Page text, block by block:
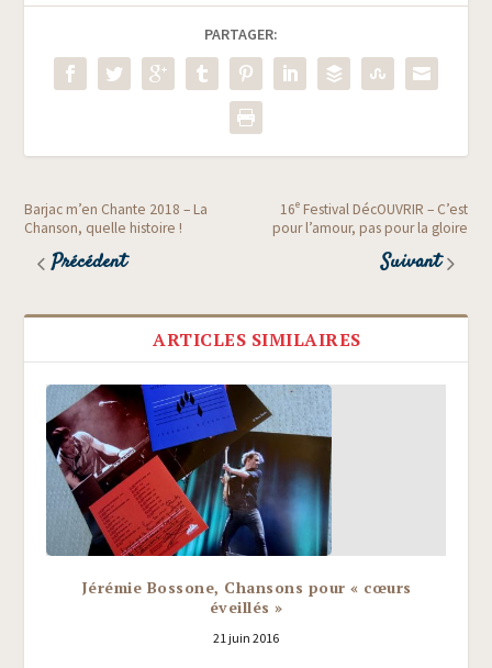
PARTAGER:
Barjac m’en Chante 2018 – La
Chanson, quelle histoire !
Précédent
16eFestival DécOUVRIR – C’est
pour l’amour, pas pour la gloire
Suivant
ARTICLES SIMILAIRES
Jérémie Bossone, Chansons pour « cœurs
éveillés »
21 juin 2016